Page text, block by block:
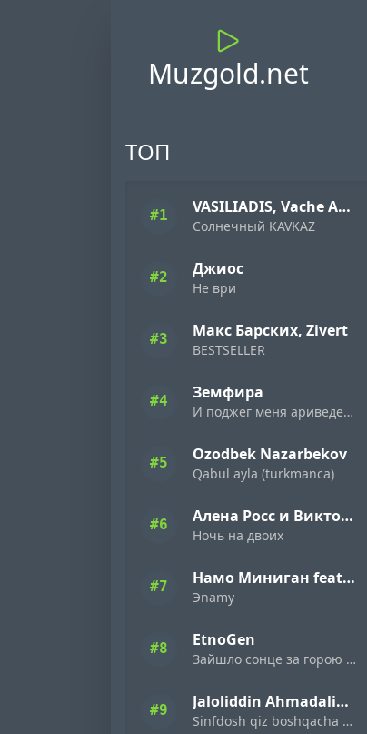
Muzgold.net
ТОП
#1 VASILIADIS, Vache Amaryan
Солнечный KAVKAZ
#2 Джиос
Не ври
#3 Макс Барских, Zivert
BESTSELLER
#4 Земфира
И поджег меня ариведерчи
#5 Ozodbek Nazarbekov
Qabul ayla (turkmanca)
#6 Алена Росс и Виктор Могилатов
Ночь на двоих
#7 Намо Миниган feat. Miyagi & Эндшпиль
Эnamy
#8 EtnoGen
Зайшло сонце за горою темна ніч настала
#9 Jaloliddin Ahmadaliyev
Sinfdosh qiz boshqacha eding